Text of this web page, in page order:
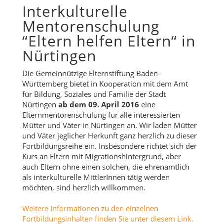
Interkulturelle
Mentorenschulung
“Eltern helfen Eltern“ in
Nürtingen
Die Gemeinnützige Elternstiftung Baden-
Württemberg bietet in Kooperation mit dem Amt
für Bildung, Soziales und Familie der Stadt
Nürtingen ab dem 09. April 2016 eine
Elternmentorenschulung für alle interessierten
Mütter und Väter in Nürtingen an. Wir laden Mütter
und Väter jeglicher Herkunft ganz herzlich zu dieser
Fortbildungsreihe ein. Insbesondere richtet sich der
Kurs an Eltern mit Migrationshintergrund, aber
auch Eltern ohne einen solchen, die ehrenamtlich
als interkulturelle MittlerInnen tätig werden
möchten, sind herzlich willkommen.
Weitere Informationen zu den einzelnen
Fortbildungsinhalten finden Sie unter diesem Link.